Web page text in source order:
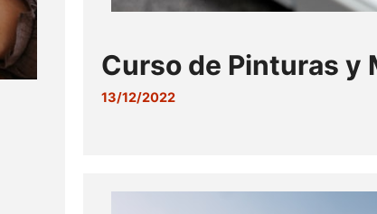
Curso de Pinturas y
13/12/2022